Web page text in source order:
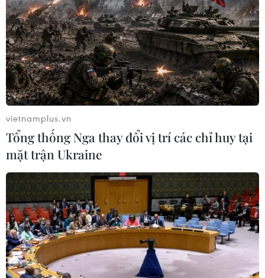
Theo ghi nhận tại hiện trường, các loại cá chết chủ yếu
là cá rô phi, cá chép và một số loại cá nước ngọt khác;
lực lượng công nhân môi trường và thoát nước vẫn
đang tiếp tục công tác thu gom xác cá.
Đồng Nai: Xuất hiện cá chết tại hồ thủy lợi
vietnamplus.vn
Tổng thống Nga thay đổi vị trí các chỉ huy tại
mặt trận Ukraine